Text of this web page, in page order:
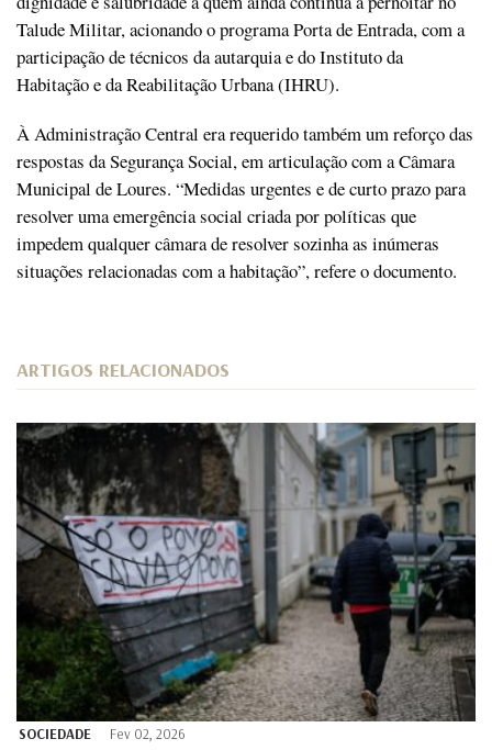
Talude Militar, acionando o programa Porta de Entrada, com a
participação de técnicos da autarquia e do Instituto da
Habitação e da Reabilitação Urbana (IHRU).
À Administração Central era requerido também um reforço das
respostas da Segurança Social, em articulação com a Câmara
Municipal de Loures. “Medidas urgentes e de curto prazo para
resolver uma emergência social criada por políticas que
impedem qualquer câmara de resolver sozinha as inúmeras
situações relacionadas com a habitação”, refere o documento.
ARTIGOS RELACIONADOS
SOCIEDADE Fev 02, 2026